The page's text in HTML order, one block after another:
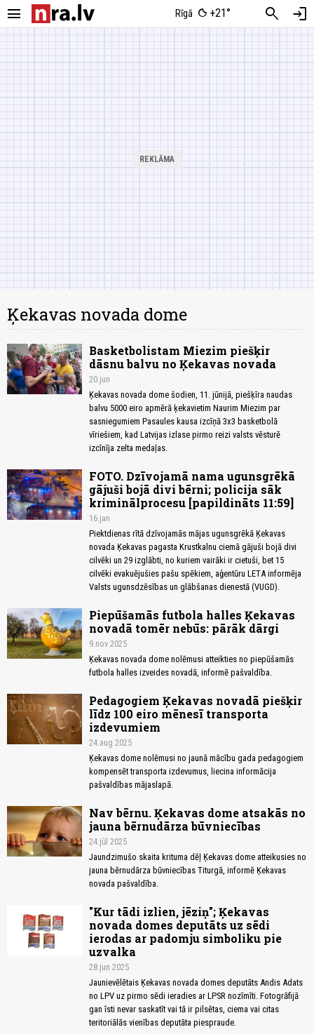
menu Rīgā +21° search login
Ķekavas novada dome
Basketbolistam Miezim piešķir
dāsnu balvu no Ķekavas novada
20.jun
Ķekavas novada dome šodien, 11. jūnijā, piešķīra naudas
balvu 5000 eiro apmērā ķekavietim Naurim Miezim par
sasniegumiem Pasaules kausa izcīņā 3x3 basketbolā
vīriešiem, kad Latvijas izlase pirmo reizi valsts vēsturē
izcīnīja zelta medaļas.
FOTO. Dzīvojamā nama ugunsgrēkā
gājuši bojā divi bērni; policija sāk
kriminālprocesu [papildināts 11:59]
16.jan
Piektdienas rītā dzīvojamās mājas ugunsgrēkā Ķekavas
novada Ķekavas pagasta Krustkalnu ciemā gājuši bojā divi
cilvēki un 29 izglābti, no kuriem vairāki ir cietuši, bet 15
cilvēki evakuējušies pašu spēkiem, aģentūru LETA informēja
Valsts ugunsdzēsības un glābšanas dienestā (VUGD).
Piepūšamās futbola halles Ķekavas
novadā tomēr nebūs: pārāk dārgi
9.nov 2025
Ķekavas novada dome nolēmusi atteikties no piepūšamās
futbola halles izveides novadā, informē pašvaldība.
Pedagogiem Ķekavas novadā piešķir
līdz 100 eiro mēnesī transporta
izdevumiem
24.aug 2025
Ķekavas dome nolēmusi no jaunā mācību gada pedagogiem
kompensēt transporta izdevumus, liecina informācija
pašvaldības mājaslapā.
Nav bērnu. Ķekavas dome atsakās no
jauna bērnudārza būvniecības
24.jūl 2025
Jaundzimušo skaita krituma dēļ Ķekavas dome atteikusies no
jauna bērnudārza būvniecības Titurgā, informē Ķekavas
novada pašvaldība.
"Kur tādi izlien, jēziņ"; Ķekavas
novada domes deputāts uz sēdi
ierodas ar padomju simboliku pie
uzvalka
28.jun 2025
Jaunievēlētais Ķekavas novada domes deputāts Andis Adats
no LPV uz pirmo sēdi ieradies ar LPSR nozīmīti. Fotogrāfijā
gan īsti nevar saskatīt vai tā ir pilsētas, ciema vai citas
teritoriālās vienības deputāta piespraude.